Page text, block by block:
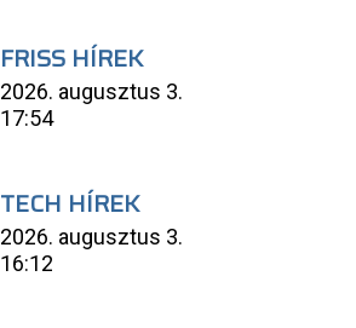
FRISS HÍREK
2026. augusztus 3.
17:54
TECH HÍREK
2026. augusztus 3.
16:12